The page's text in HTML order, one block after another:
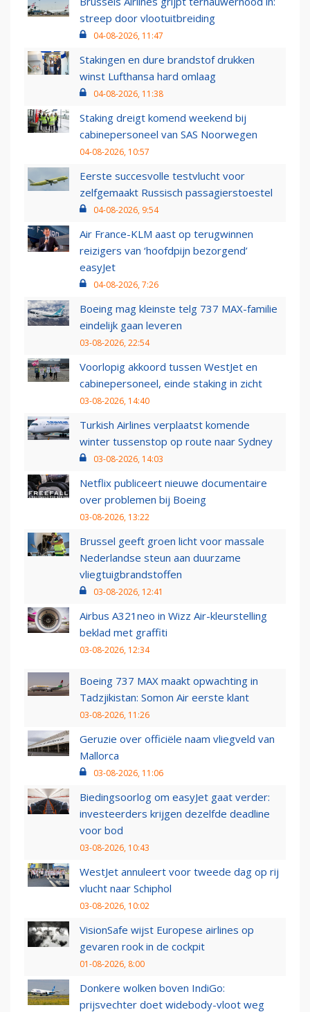
streep door vlootuitbreiding
04-08-2026, 11:47
Stakingen en dure brandstof drukken
winst Lufthansa hard omlaag
04-08-2026, 11:38
Staking dreigt komend weekend bij
cabinepersoneel van SAS Noorwegen
04-08-2026, 10:57
Eerste succesvolle testvlucht voor
zelfgemaakt Russisch passagierstoestel
04-08-2026, 9:54
Air France-KLM aast op terugwinnen
reizigers van ‘hoofdpijn bezorgend’
easyJet
04-08-2026, 7:26
Boeing mag kleinste telg 737 MAX-familie
eindelijk gaan leveren
03-08-2026, 22:54
Voorlopig akkoord tussen WestJet en
cabinepersoneel, einde staking in zicht
03-08-2026, 14:40
Turkish Airlines verplaatst komende
winter tussenstop op route naar Sydney
03-08-2026, 14:03
Netflix publiceert nieuwe documentaire
over problemen bij Boeing
03-08-2026, 13:22
Brussel geeft groen licht voor massale
Nederlandse steun aan duurzame
vliegtuigbrandstoffen
03-08-2026, 12:41
Airbus A321neo in Wizz Air-kleurstelling
beklad met graffiti
03-08-2026, 12:34
Boeing 737 MAX maakt opwachting in
Tadzjikistan: Somon Air eerste klant
03-08-2026, 11:26
Geruzie over officiële naam vliegveld van
Mallorca
03-08-2026, 11:06
Biedingsoorlog om easyJet gaat verder:
investeerders krijgen dezelfde deadline
voor bod
03-08-2026, 10:43
WestJet annuleert voor tweede dag op rij
vlucht naar Schiphol
03-08-2026, 10:02
VisionSafe wijst Europese airlines op
gevaren rook in de cockpit
01-08-2026, 8:00
Donkere wolken boven IndiGo:
prijsvechter doet widebody-vloot weg